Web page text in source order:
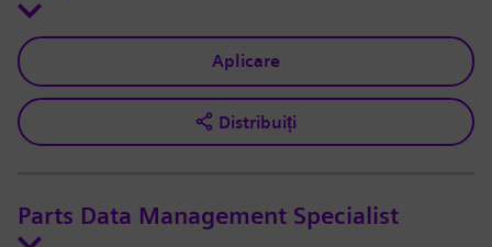
Aplicare
Distribuiți
Parts Data Management Specialist